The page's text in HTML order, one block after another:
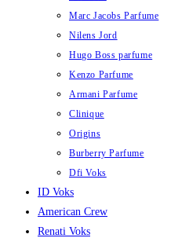
Marc Jacobs Parfume
Nilens Jord
Hugo Boss parfume
Kenzo Parfume
Armani Parfume
Clinique
Origins
Burberry Parfume
Dfi Voks
ID Voks
American Crew
Renati Voks